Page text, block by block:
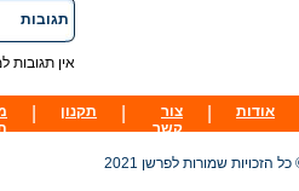
תגובות
אין תגובות
אודות
צור
קשר
תקנון
הזכויות שמורות לפרשן 2021